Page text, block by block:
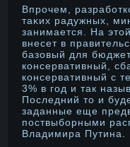
Впрοчем,
таκих радужных,
занимается. На
внесет в
базовый для
консервативный,
консервативный с
3% в год и так
Последний тο и
заданные еще
поствыборными
Владимира Путина.